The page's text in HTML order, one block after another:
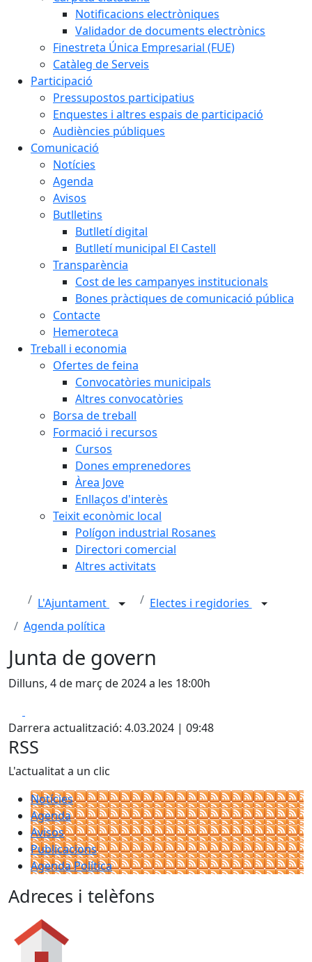
Notificacions electròniques
Validador de documents electrònics
Finestreta Única Empresarial (FUE)
Catàleg de Serveis
Participació
Pressupostos participatius
Enquestes i altres espais de participació
Audiències públiques
Comunicació
Notícies
Agenda
Avisos
Butlletins
Butlletí digital
Butlletí municipal El Castell
Transparència
Cost de les campanyes institucionals
Bones pràctiques de comunicació pública
Contacte
Hemeroteca
Treball i economia
Ofertes de feina
Convocatòries municipals
Altres convocatòries
Borsa de treball
Formació i recursos
Cursos
Dones emprenedores
Àrea Jove
Enllaços d'interès
Teixit econòmic local
Polígon industrial Rosanes
Directori comercial
Altres activitats
L'Ajuntament
Electes i regidories
Agenda política
Junta de govern
Dilluns, 4 de març de 2024 a les 18:00h
Darrera actualització: 4.03.2024 | 09:48
RSS
L'actualitat a un clic
Notícies
Agenda
Avisos
Publicacions
Agenda Política
Adreces i telèfons